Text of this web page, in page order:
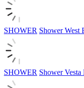
SHOWER Shower West
SHOWER Shower